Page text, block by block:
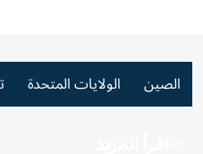
الصين الولايات المتحدة